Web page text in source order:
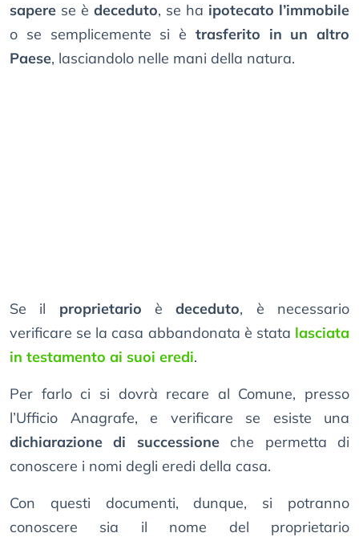
sapere se è deceduto, se ha ipotecato l’immobile
o se semplicemente si è trasferito in un altro
Paese, lasciandolo nelle mani della natura.
Se il proprietario èdeceduto, è necessario
verificare se la casa abbandonata è stata lasciata
in testamento ai suoi eredi.
Per farlo ci si dovrà recare al Comune, presso
l’Ufficio Anagrafe, e verificare se esiste una
dichiarazione di successione che permetta di
conoscere i nomi degli eredi della casa.
Con questi documenti, dunque, si potranno
conoscere sia il nome del proprietario